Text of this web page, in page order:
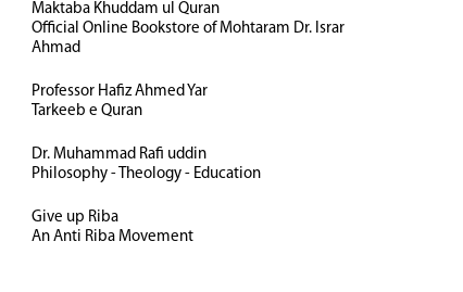
Maktaba Khuddam ul Quran
Official Online Bookstore of Mohtaram Dr. Israr
Ahmad
Professor Hafiz Ahmed Yar
Tarkeeb e Quran
Dr. Muhammad Rafi uddin
Philosophy - Theology - Education
Give up Riba
An Anti Riba Movement